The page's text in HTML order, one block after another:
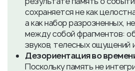
сохраняется не как
а как набор разрозненных,
между собой фрагментов:
звуков, телесных ощущений
Дезориентация во
Поскольку память не